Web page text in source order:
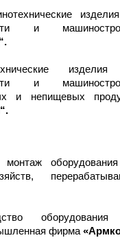
и
изделия
и
и непищевых
монтаж
фирма